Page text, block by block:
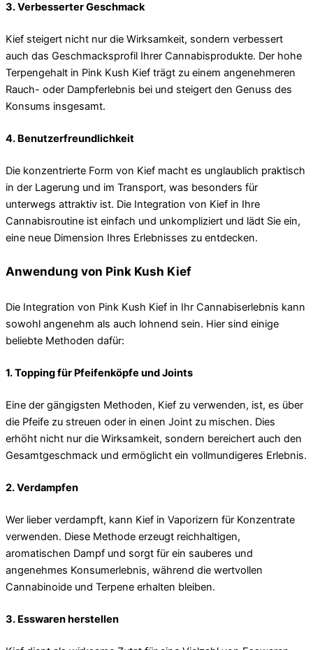
3. Verbesserter Geschmack
Kief steigert nicht nur die Wirksamkeit, sondern verbessert
auch das Geschmacksprofil Ihrer Cannabisprodukte. Der hohe
Terpengehalt in Pink Kush Kief trägt zu einem angenehmeren
Rauch- oder Dampferlebnis bei und steigert den Genuss des
Konsums insgesamt.
4. Benutzerfreundlichkeit
Die konzentrierte Form von Kief macht es unglaublich praktisch
in der Lagerung und im Transport, was besonders für
unterwegs attraktiv ist. Die Integration von Kief in Ihre
Cannabisroutine ist einfach und unkompliziert und lädt Sie ein,
eine neue Dimension Ihres Erlebnisses zu entdecken.
Anwendung von Pink Kush Kief
Die Integration von Pink Kush Kief in Ihr Cannabiserlebnis kann
sowohl angenehm als auch lohnend sein. Hier sind einige
beliebte Methoden dafür:
1. Topping für Pfeifenköpfe und Joints
Eine der gängigsten Methoden, Kief zu verwenden, ist, es über
die Pfeife zu streuen oder in einen Joint zu mischen. Dies
erhöht nicht nur die Wirksamkeit, sondern bereichert auch den
Gesamtgeschmack und ermöglicht ein vollmundigeres Erlebnis.
2. Verdampfen
Wer lieber verdampft, kann Kief in Vaporizern für Konzentrate
verwenden. Diese Methode erzeugt reichhaltigen,
aromatischen Dampf und sorgt für ein sauberes und
angenehmes Konsumerlebnis, während die wertvollen
Cannabinoide und Terpene erhalten bleiben.
3. Esswaren herstellen